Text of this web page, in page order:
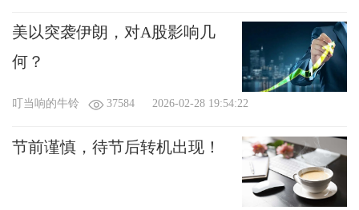
美以突袭伊朗，对A股影响几
何？
叮当响的牛铃 37584 2026-02-28 19:54:22
节前谨慎，待节后转机出现！